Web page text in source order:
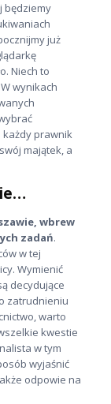
będziemy
już
Niech to
W wynikach
każdy prawnik
majątek, a
wbrew
zadań.
w tej
Wymienić
decydujące
zatrudnieniu
warto
kwestie
w tym
wyjaśnić
odpowie na